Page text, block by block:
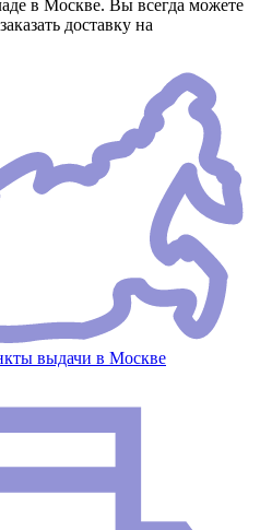
в Москве. Вы всегда можете
доставку на
выдачи в Москве